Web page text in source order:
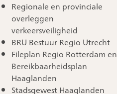
Regionale en provinciale
overleggen
verkeersveiligheid
BRU Bestuur Regio Utrecht
Fileplan Regio Rotterdam en
Bereikbaarheidsplan
Haaglanden
Stadsgewest Haaglanden